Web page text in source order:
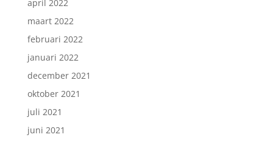
april 2022
maart 2022
februari 2022
januari 2022
december 2021
oktober 2021
juli 2021
juni 2021